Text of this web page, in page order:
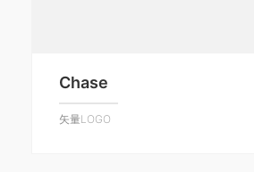
Chase
矢量LOGO